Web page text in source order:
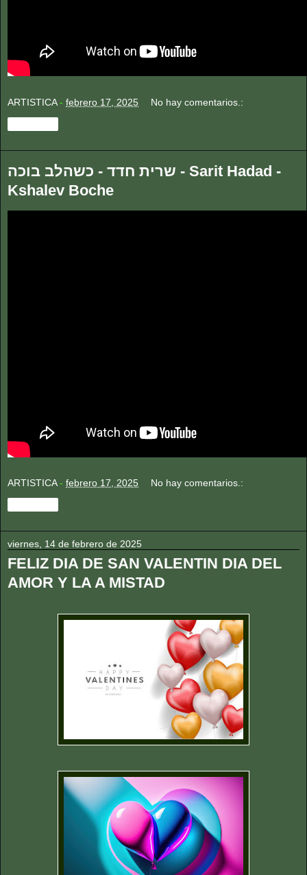
ARTISTICA - febrero 17, 2025 No hay comentarios.:
שרית חדד - כשהלב בוכה - Sarit Hadad -
Kshalev Boche
ARTISTICA - febrero 17, 2025 No hay comentarios.:
viernes, 14 de febrero de 2025
FELIZ DIA DE SAN VALENTIN DIA DEL
AMOR Y LA A MISTAD